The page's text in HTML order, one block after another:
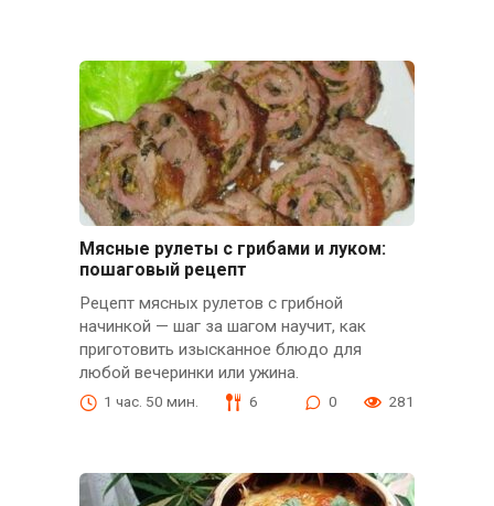
Мясные рулеты с грибами и луком:
пошаговый рецепт
Рецепт мясных рулетов с грибной
начинкой — шаг за шагом научит, как
приготовить изысканное блюдо для
любой вечеринки или ужина.
1 час. 50 мин. 6 0 281